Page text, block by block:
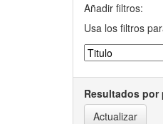
Añadir filtros:
Usa los filtros
Resultados por